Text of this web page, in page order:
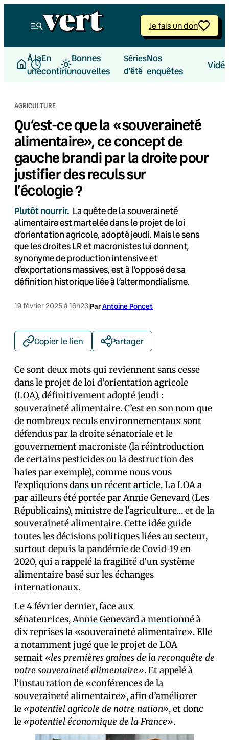
Je fais un don
À la
une
En
continu
Bonnes
nouvelles
Séries
d’été
Nos
enquêtes
AGRICULTURE
Qu’est-ce que la «souveraineté
alimentaire», ce concept de
gauche brandi par la droite pour
justifier des reculs sur
l’écologie ?
Plutôt nourrir. La quête de la souveraineté
alimentaire est martelée dans le projet de loi
d’orientation agricole, adopté jeudi. Mais le sens
que les droites LR et macronistes lui donnent,
synonyme de production intensive et
d’exportations massives, est à l’opposé de sa
définition historique liée à l’altermondialisme.
19 février 2025 à 16h23|ParAntoine Poncet
Copier le lien Partager
Ce sont deux mots qui reviennent sans cesse
dans le projet de loi d’orientation agricole
(LOA), définitivement adopté jeudi :
souveraineté alimentaire. C’est en son nom que
de nombreux reculs environnementaux sont
défendus par la droite sénatoriale et le
gouvernement macroniste (la réintroduction
de certains pesticides ou la destruction des
haies par exemple), comme nous vous
l’expliquionsdans un récent article. La LOA a
par ailleurs été portée par Annie Genevard (Les
Républicains), ministre de l’agriculture… et de la
souveraineté alimentaire. Cette idée guide
toutes les décisions politiques liées au secteur,
surtout depuis la pandémie de Covid-19 en
2020, qui a rappelé la fragilité d’un système
alimentaire basé sur les échanges
internationaux.
Le 4 février dernier, face aux
sénateur·ices,Annie Genevard a mentionnéà
dix reprises la «souveraineté alimentaire». Elle
a notamment jugé que le projet de LOA
semait «les premières graines de la reconquête de
notre souveraineté alimentaire». Et appelé à
l’instauration de «conférences de la
souveraineté alimentaire», afin d’améliorer
le «potentiel agricole de notre nation», et donc
le «potentiel économique de la France».